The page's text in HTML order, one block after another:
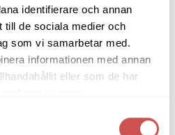
identifierare och annan
till de sociala medier och
som vi samarbetar med.
informationen med annan
eller som de har